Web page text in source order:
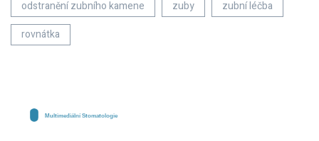
odstranění zubního kamene
zuby
zubní léčba
rovnátka